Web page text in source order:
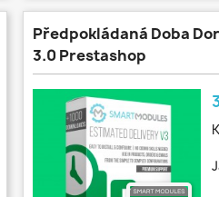
Předpokládaná Doba
3.0 Prestashop